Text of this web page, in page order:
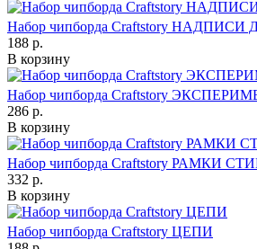
Набор чипборда Craftstory НАДПИСИ
188 р.
В корзину
Набор чипборда Craftstory
286 р.
В корзину
Набор чипборда Craftstory РАМКИ
332 р.
В корзину
Набор чипборда Craftstory ЦЕПИ